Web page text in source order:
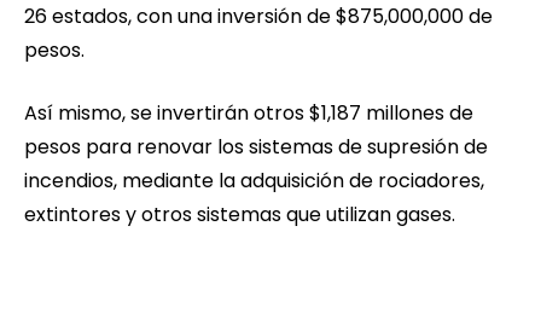
26 estados, con una inversión de $875,000,000 de
pesos.
Así mismo, se invertirán otros $1,187 millones de
pesos para renovar los sistemas de supresión de
incendios, mediante la adquisición de rociadores,
extintores y otros sistemas que utilizan gases.